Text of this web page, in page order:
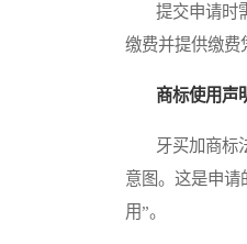
提交申请时需
缴费并提供缴费
商标使用声
牙买加商标法
意图。这是申请
用”。